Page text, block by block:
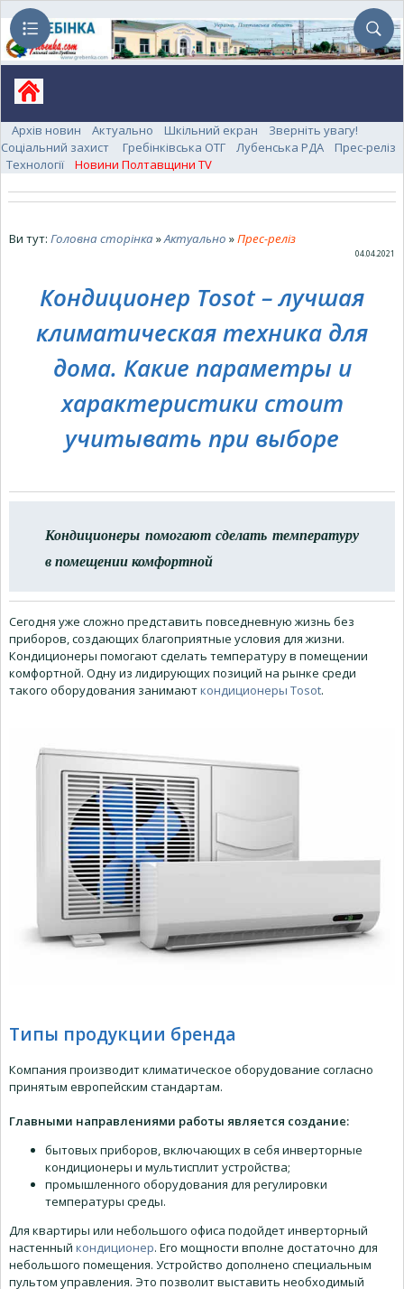
Архів новин Актуально Шкільний екран
Зверніть увагу!
Соціальний захист
Гребінківська ОТГ Лубенська РДА
Прес-реліз
Технології
Новини Полтавщини TV
Ви тут: Головна сторінка»Актуально »Прес-реліз
04.04.2021
Кондиционер Tosot – лучшая
климатическая техника для
дома. Какие параметры и
характеристики стоит
учитывать при выборе
Кондиционеры помогают сделать температуру
в помещении комфортной
Сегодня уже сложно представить повседневную жизнь без
приборов, создающих благоприятные условия для жизни.
Кондиционеры помогают сделать температуру в помещении
комфортной. Одну из лидирующих позиций на рынке среди
такого оборудования занимаюткондиционеры Tosot.
Типы продукции бренда
Компания производит климатическое оборудование согласно
принятым европейским стандартам.
Главными направлениями работы является создание:
бытовых приборов, включающих в себя инверторные
кондиционеры и мультисплит устройства;
промышленного оборудования для регулировки
температуры среды.
Для квартиры или небольшого офиса подойдет инверторный
настенный кондиционер. Его мощности вполне достаточно для
небольшого помещения. Устройство дополнено специальным
пультом управления. Это позволит выставить необходимый